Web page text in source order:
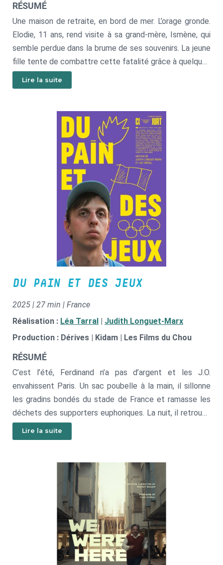
RÉSUMÉ
Une maison de retraite, en bord de mer. L’orage gronde.
Elodie, 11 ans, rend visite à sa grand-mère, Ismène, qui
semble perdue dans la brume de ses souvenirs. La jeune
fille tente de combattre cette fatalité grâce à quelques
notes de musique. La brume se dissipe.
Lire la suite
DU PAIN ET DES JEUX
2025 | 27 min | France
Réalisation : Léa Tarral | Judith Longuet-Marx
Production : Dérives | Kidam | Les Films du Chou
RÉSUMÉ
C’est l’été, Ferdinand n’a pas d’argent et les J.O.
envahissent Paris. Un sac poubelle à la main, il sillonne
les gradins bondés du stade de France et ramasse les
déchets des supporters euphoriques. La nuit, il retrouve
Juliette, sa seule amie pour jouer de la musique dans une
cave. Ensemble ils bricolent des chansons qu’un jour ils
Lire la suite